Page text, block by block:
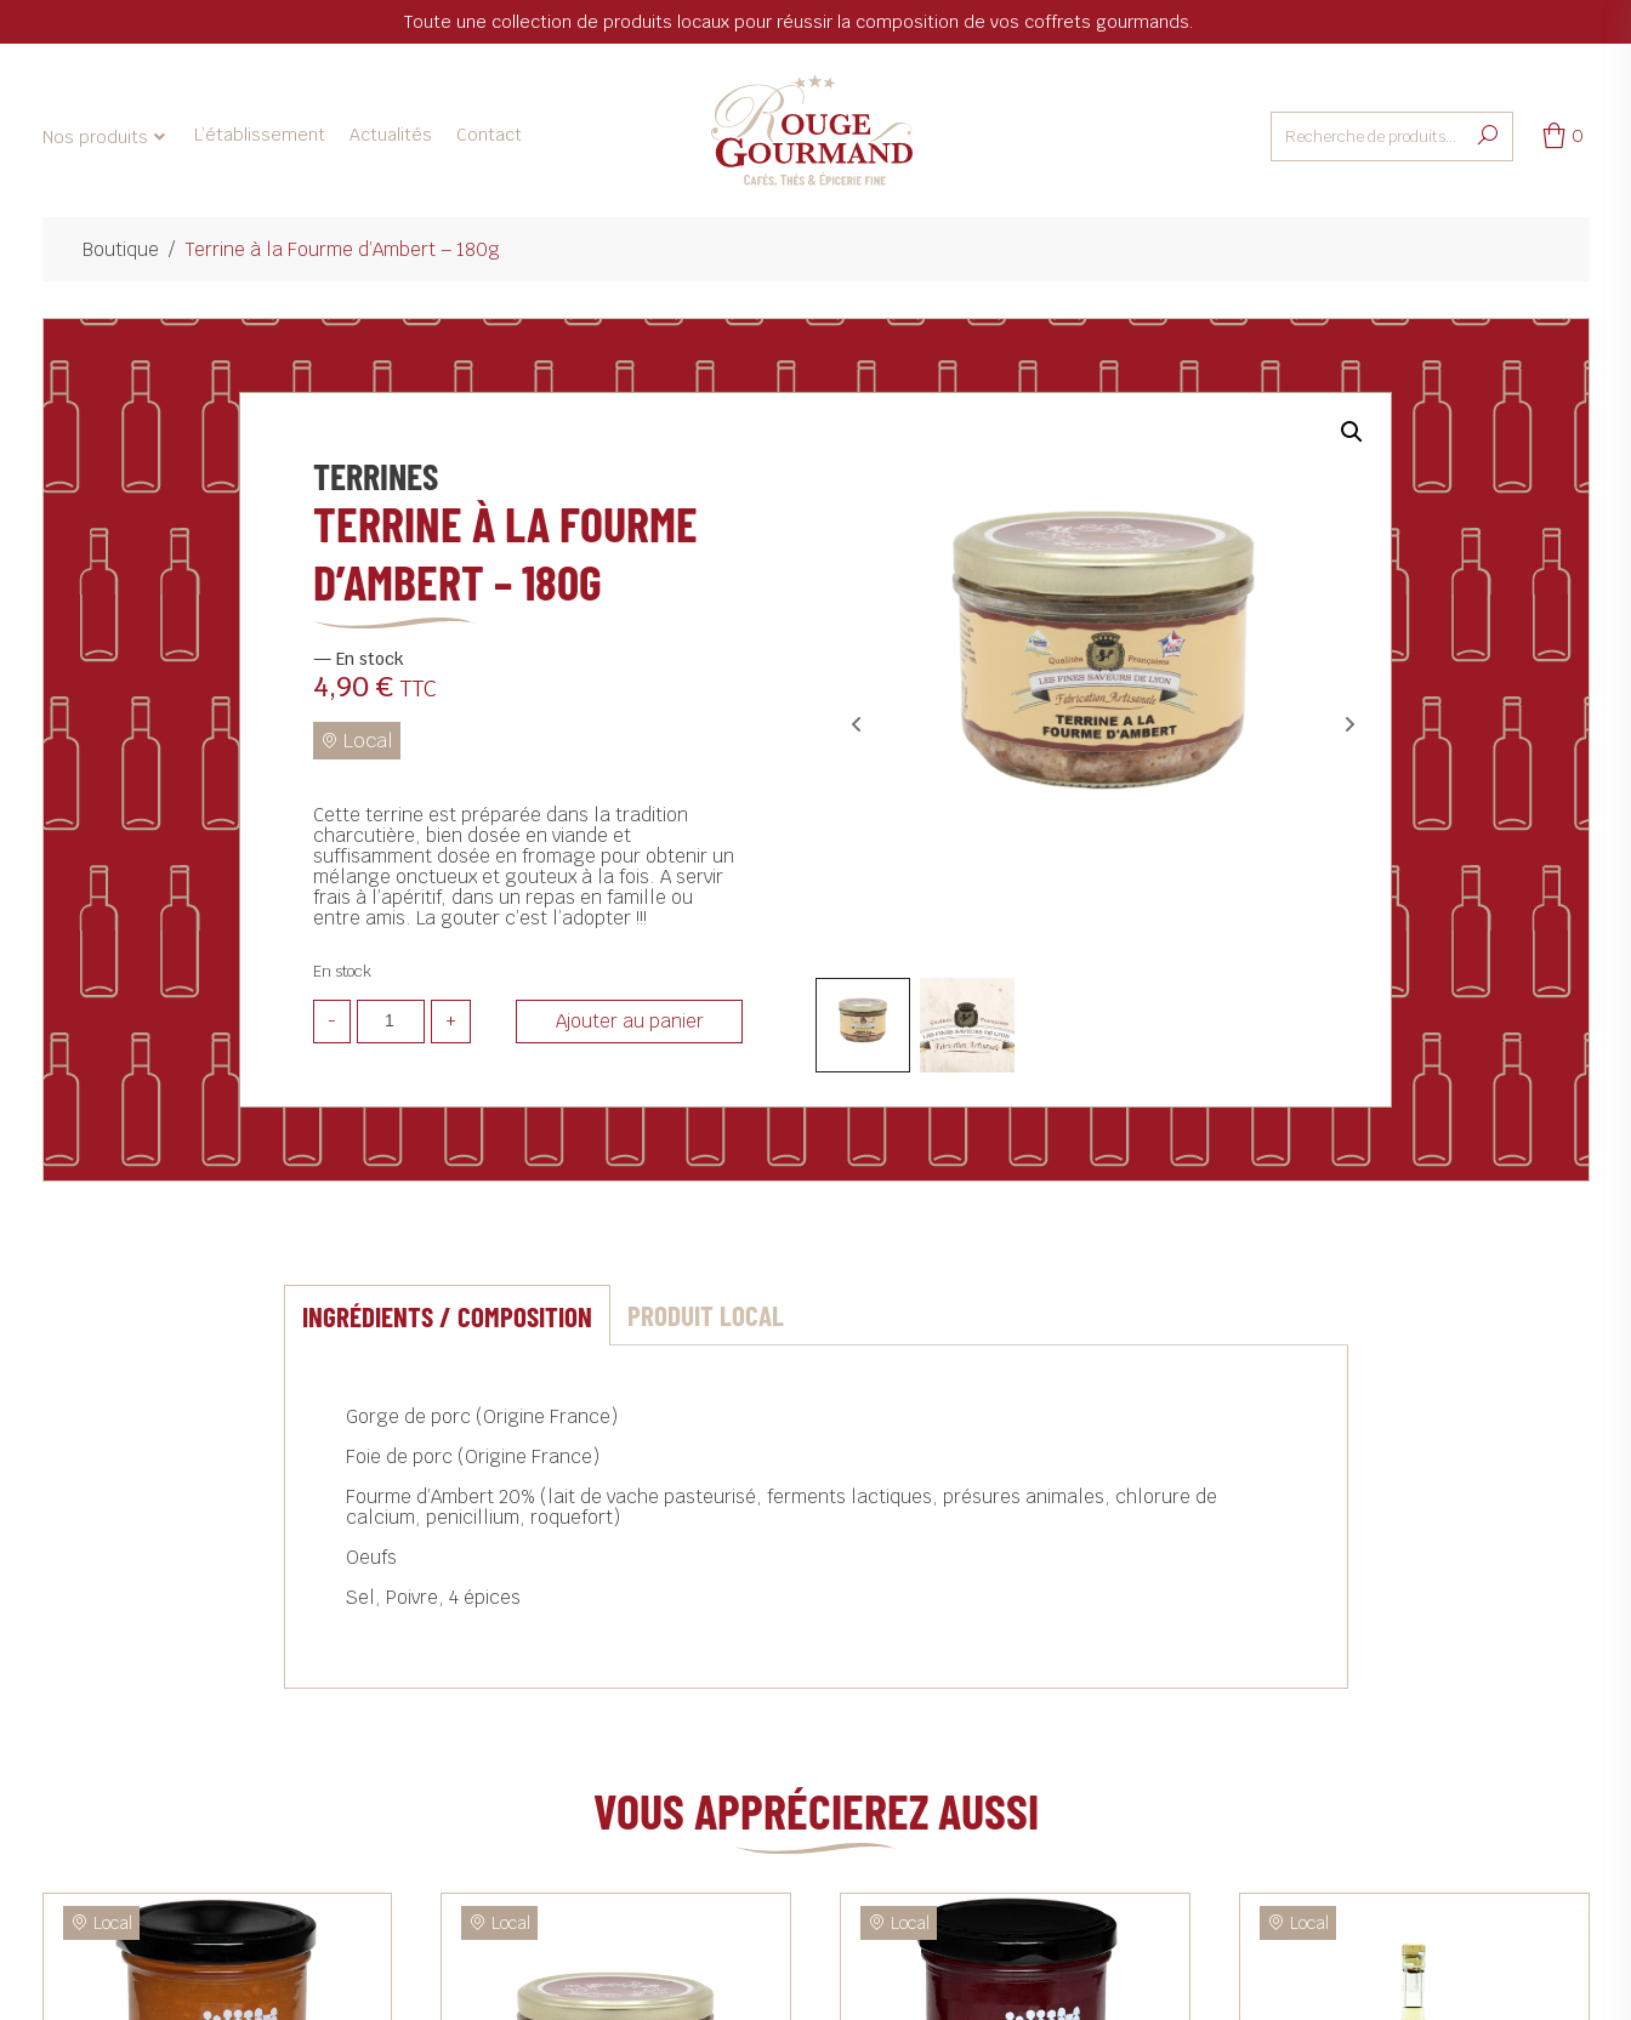
Toute une collection de produits locaux pour réussir la composition de vos coffrets gourmands.
Nos produits L’établissement Actualités Contact 0
Boutique / Terrine à la Fourme d’Ambert – 180g
TERRINES
TERRINE À LA FOURME
D’AMBERT – 180G
En stock
4,90 € TTC
Cette terrine est préparée dans la tradition
charcutière, bien dosée en viande et
suffisamment dosée en fromage pour obtenir un
mélange onctueux et gouteux à la fois. A servir
frais à l’apéritif, dans un repas en famille ou
entre amis. La gouter c’est l’adopter !!!
En stock
- + Ajouter au panier
INGRÉDIENTS / COMPOSITION PRODUIT LOCAL
Gorge de porc (Origine France)
Foie de porc (Origine France)
Fourme d’Ambert 20% (lait de vache pasteurisé, ferments lactiques, présures animales, chlorure de
calcium, penicillium, roquefort)
Oeufs
Sel, Poivre, 4 épices
VOUS APPRÉCIEREZ AUSSI
Local Local Local Local